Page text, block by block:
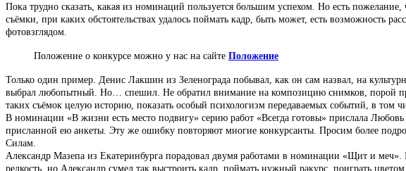
Пока трудно сказать, какая из номинаций пользуется большим успехом. Но есть
съёмки, при каких обстоятельствах удалось поймать кадр, быть может, есть возможность
фотовзглядом.
Положение о конкурсе можно у нас на сайте Положение
Только один пример. Денис Лакшин из Зеленограда побывал, как он сам назвал, на
выбрал любопытный. Но… спешил. Не обратил внимание на композицию снимков, порой
таких съёмок целую историю, показать особый психологизм передаваемых событий, в том
В номинации «В жизни есть место подвигу» серию работ «Всегда готовы» прислала
присланной ею анкеты. Эту же ошибку повторяют многие конкурсанты. Просим более
Силам.
Александр Мазепа из Екатеринбурга порадовал двумя работами в номинации «Щит и
редкость, но Александр сумел так выстроить кадр, поймать нужный ракурс, поиграть